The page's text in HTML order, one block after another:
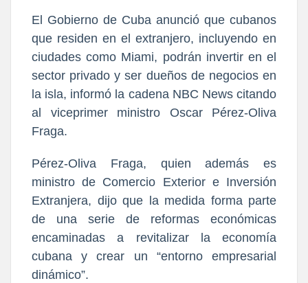
El Gobierno de Cuba anunció que cubanos
que residen en el extranjero, incluyendo en
ciudades como Miami, podrán invertir en el
sector privado y ser dueños de negocios en
la isla, informó la cadena NBC News citando
al viceprimer ministro Oscar Pérez‑Oliva
Fraga.
Pérez‑Oliva Fraga, quien además es
ministro de Comercio Exterior e Inversión
Extranjera, dijo que la medida forma parte
de una serie de reformas económicas
encaminadas a revitalizar la economía
cubana y crear un “entorno empresarial
dinámico”.